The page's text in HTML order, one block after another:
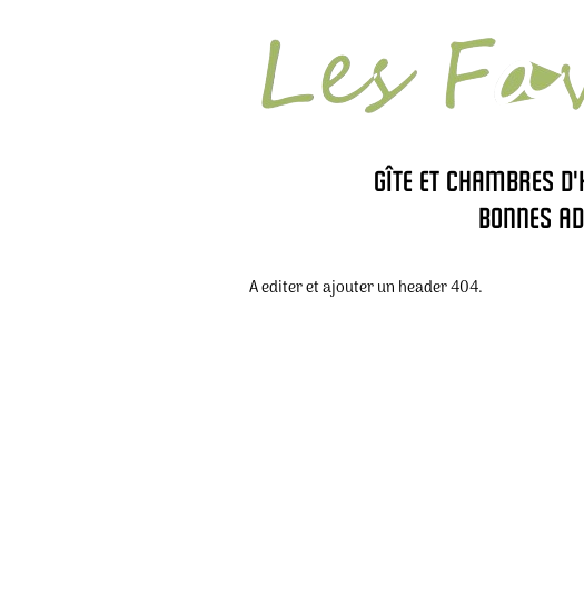
Gîte et chambres
Bonnes
A editer et ajouter un header 404.